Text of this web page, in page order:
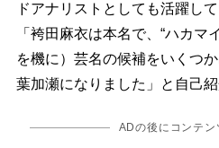
ドアナリストとしても活躍し
「袴田麻衣は本名で、“ハカマ
を機に）芸名の候補をいくつ
葉加瀬になりました」と自己紹
ADの後にコンテン